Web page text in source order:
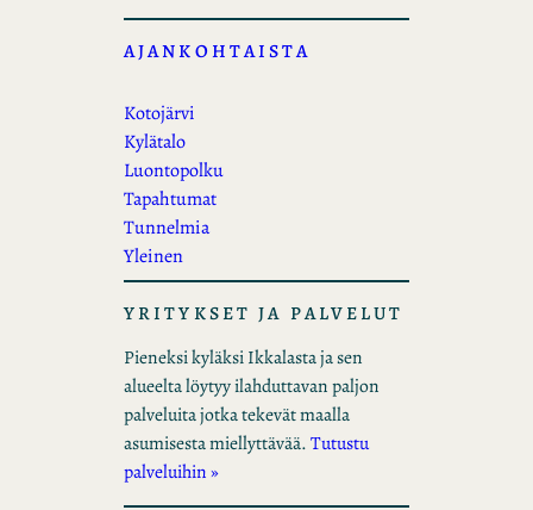
AJANKOHTAISTA
Kotojärvi
Kylätalo
Luontopolku
Tapahtumat
Tunnelmia
Yleinen
YRITYKSET JA PALVELUT
Pieneksi kyläksi Ikkalasta ja sen
alueelta löytyy ilahduttavan paljon
palveluita jotka tekevät maalla
asumisesta miellyttävää.Tutustu
palveluihin »